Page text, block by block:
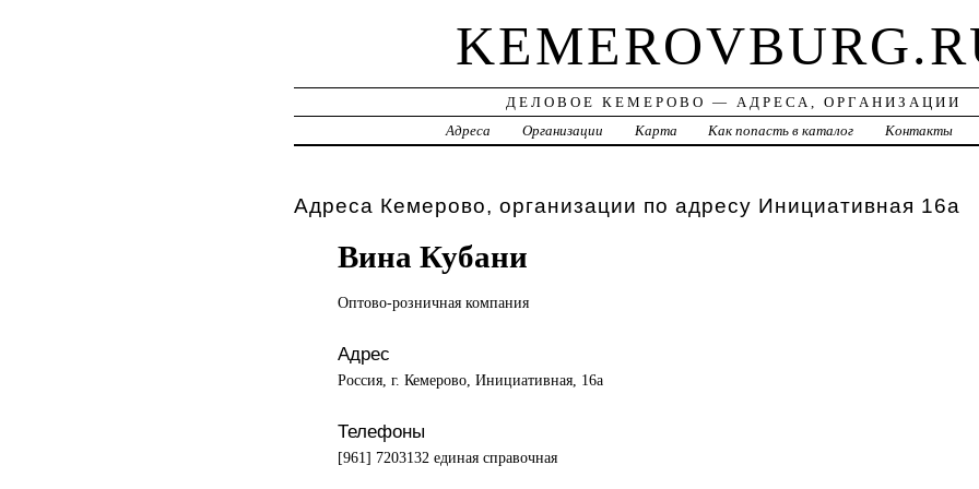
ДЕЛОВОЕ КЕМЕРОВО — АДРЕСА, ОРГАНИЗАЦИИ
Адреса
Организации Карта Как попасть в каталог Контакты
Адреса Кемерово, организации по адресу Инициативная 16а
Вина Кубани
Оптово-розничная компания
Адрес
Россия, г. Кемерово, Инициативная, 16а
Телефоны
[961] 7203132 единая справочная